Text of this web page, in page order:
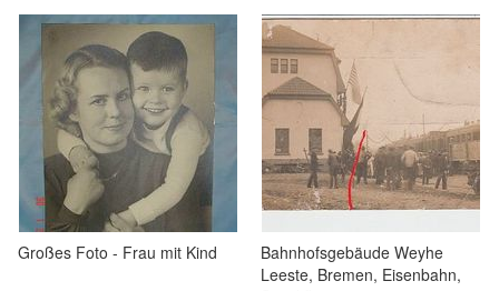
Großes Foto - Frau mit Kind
Bahnhofsgebäude Weyhe
Leeste, Bremen, Eisenbahn,